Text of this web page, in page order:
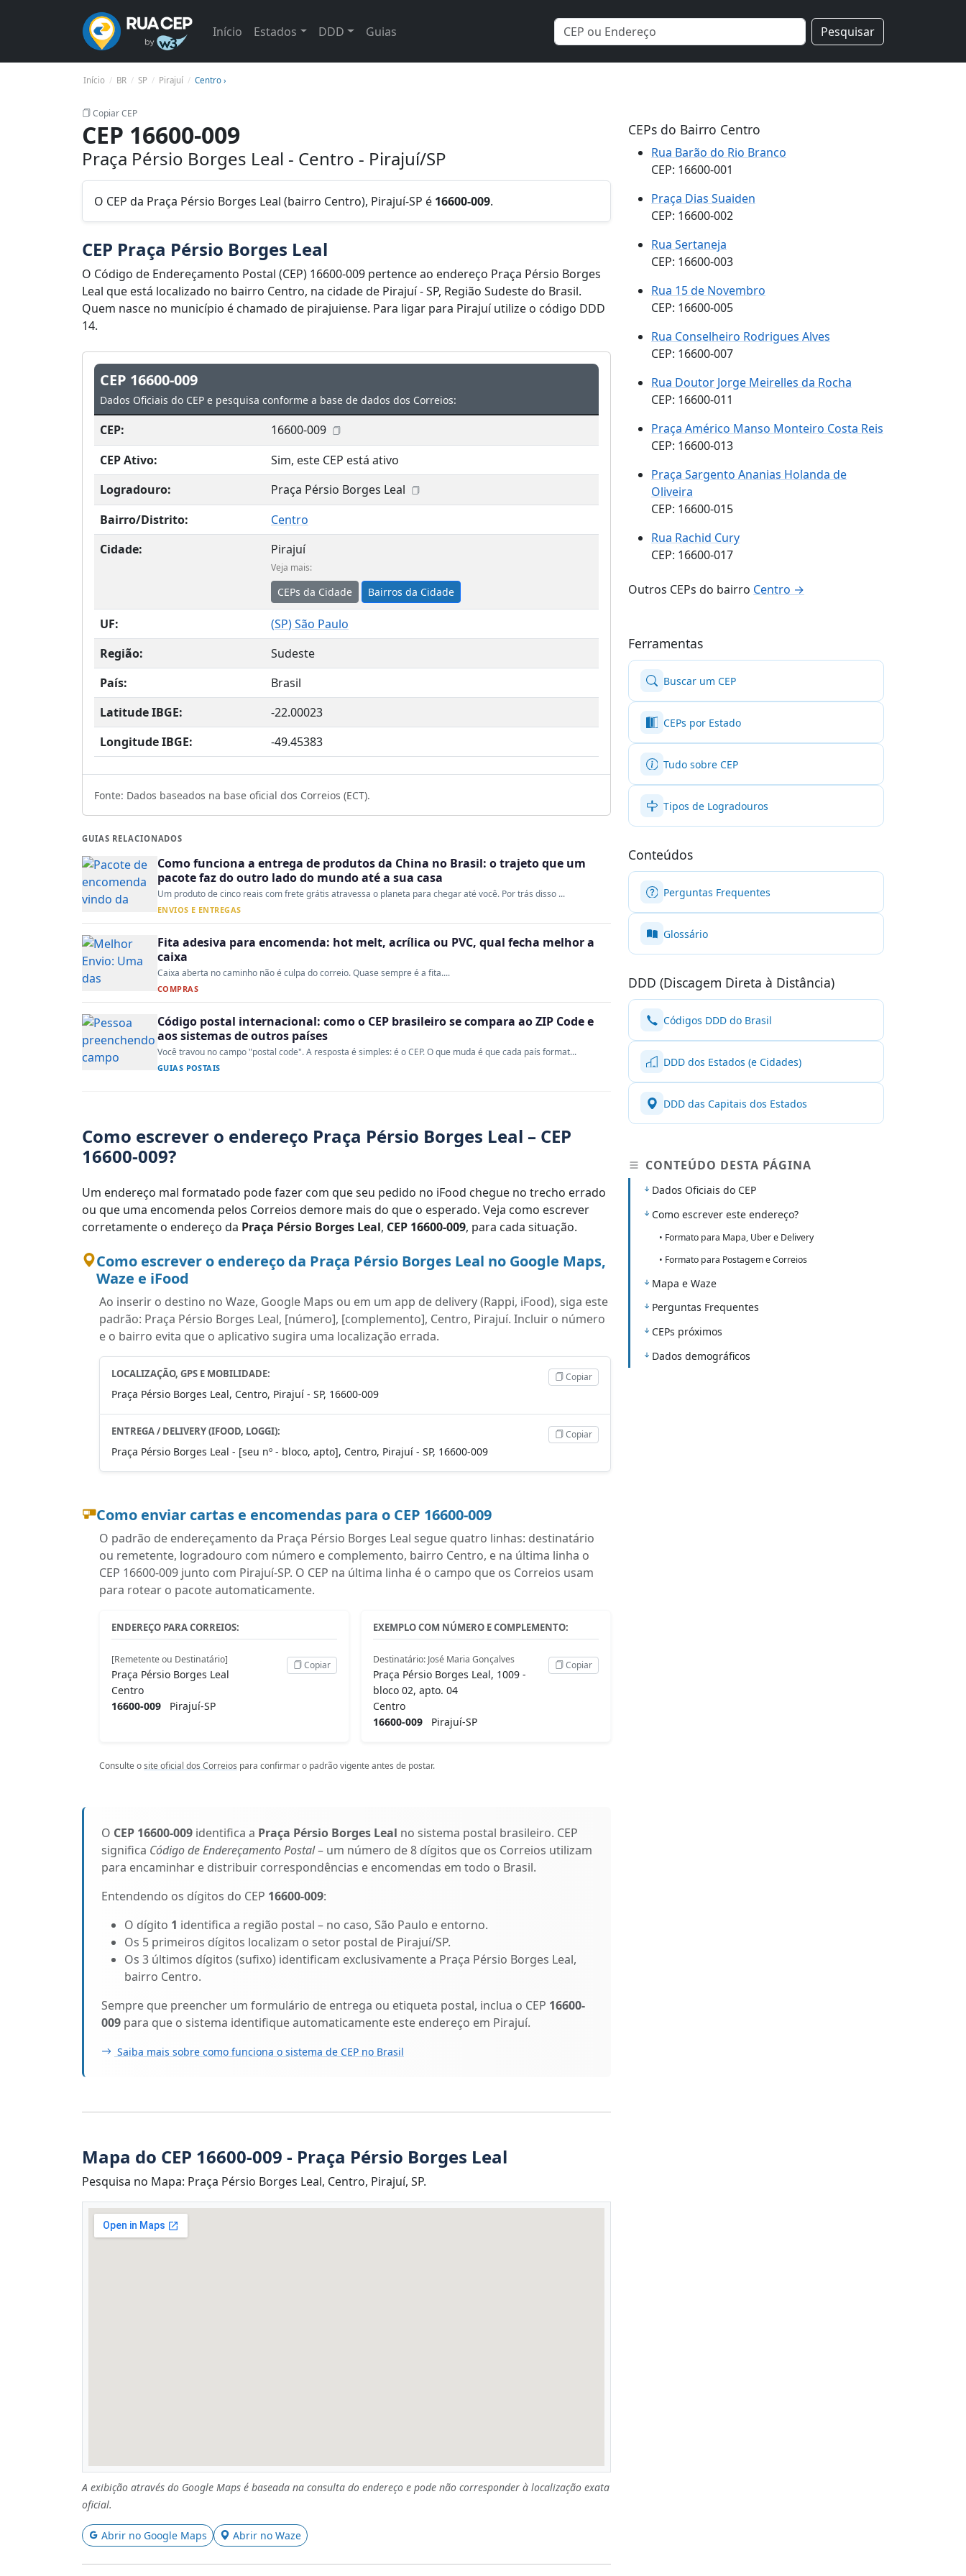
Início Estados DDD Guias Pesquisar
Início BR SP Pirajuí Centro ›
Copiar CEP
CEP 16600-009
Praça Pérsio Borges Leal - Centro - Pirajuí/SP
O CEP da Praça Pérsio Borges Leal (bairro Centro), Pirajuí-SP é 16600-009.
CEP Praça Pérsio Borges Leal
O Código de Endereçamento Postal (CEP) 16600-009 pertence ao endereço Praça Pérsio Borges
Leal que está localizado no bairro Centro, na cidade de Pirajuí - SP, Região Sudeste do Brasil.
Quem nasce no município é chamado de pirajuiense. Para ligar para Pirajuí utilize o código DDD
14.
CEP 16600-009
Dados Oficiais do CEP e pesquisa conforme a base de dados dos Correios:
CEP:
16600-009
CEP Ativo:
Sim, este CEP está ativo
Logradouro:
Praça Pérsio Borges Leal
Bairro/Distrito:
Centro
Cidade:
Pirajuí
Veja mais:
CEPs da Cidade Bairros da Cidade
UF: (SP) São Paulo
Região:
Sudeste
País:
Brasil
Latitude IBGE:
-22.00023
Longitude IBGE:
-49.45383
Fonte: Dados baseados na base oficial dos Correios (ECT).
GUIAS RELACIONADOS
Como funciona a entrega de produtos da China no Brasil: o trajeto que um
pacote faz do outro lado do mundo até a sua casa
Um produto de cinco reais com frete grátis atravessa o planeta para chegar até você. Por trás disso ...
ENVIOS E ENTREGAS
Fita adesiva para encomenda: hot melt, acrílica ou PVC, qual fecha melhor a
caixa
Caixa aberta no caminho não é culpa do correio. Quase sempre é a fita....
COMPRAS
Código postal internacional: como o CEP brasileiro se compara ao ZIP Code e
aos sistemas de outros países
Você travou no campo "postal code". A resposta é simples: é o CEP. O que muda é que cada país format...
GUIAS POSTAIS
Como escrever o endereço Praça Pérsio Borges Leal – CEP
16600-009?
Um endereço mal formatado pode fazer com que seu pedido no iFood chegue no trecho errado
ou que uma encomenda pelos Correios demore mais do que o esperado. Veja como escrever
corretamente o endereço da Praça Pérsio Borges Leal, CEP 16600-009, para cada situação.
Como escrever o endereço da Praça Pérsio Borges Leal no Google Maps,
Waze e iFood
Ao inserir o destino no Waze, Google Maps ou em um app de delivery (Rappi, iFood), siga este
padrão: Praça Pérsio Borges Leal, [número], [complemento], Centro, Pirajuí. Incluir o número
e o bairro evita que o aplicativo sugira uma localização errada.
LOCALIZAÇÃO, GPS E MOBILIDADE:
Praça Pérsio Borges Leal, Centro, Pirajuí - SP, 16600-009
Copiar
ENTREGA / DELIVERY (IFOOD, LOGGI):
Praça Pérsio Borges Leal - [seu nº - bloco, apto], Centro, Pirajuí - SP, 16600-009
Copiar
Como enviar cartas e encomendas para o CEP 16600-009
O padrão de endereçamento da Praça Pérsio Borges Leal segue quatro linhas: destinatário
ou remetente, logradouro com número e complemento, bairro Centro, e na última linha o
CEP 16600-009 junto com Pirajuí-SP. O CEP na última linha é o campo que os Correios usam
para rotear o pacote automaticamente.
ENDEREÇO PARA CORREIOS:
[Remetente ou Destinatário]
Praça Pérsio Borges Leal
Centro
16600-009 Pirajuí-SP
Copiar
EXEMPLO COM NÚMERO E COMPLEMENTO:
Destinatário: José Maria Gonçalves
Praça Pérsio Borges Leal, 1009 -
bloco 02, apto. 04
Centro
16600-009 Pirajuí-SP
Copiar
Consulte osite oficial dos Correios para confirmar o padrão vigente antes de postar.
O CEP 16600-009 identifica a Praça Pérsio Borges Leal no sistema postal brasileiro. CEP
significa Código de Endereçamento Postal– um número de 8 dígitos que os Correios utilizam
para encaminhar e distribuir correspondências e encomendas em todo o Brasil.
Entendendo os dígitos do CEP 16600-009:
O dígito 1 identifica a região postal – no caso, São Paulo e entorno.
Os 5 primeiros dígitos localizam o setor postal de Pirajuí/SP.
Os 3 últimos dígitos (sufixo) identificam exclusivamente a Praça Pérsio Borges Leal,
bairro Centro.
Sempre que preencher um formulário de entrega ou etiqueta postal, inclua o CEP 16600-
009 para que o sistema identifique automaticamente este endereço em Pirajuí.
Saiba mais sobre como funciona o sistema de CEP no Brasil
Mapa do CEP 16600-009 - Praça Pérsio Borges Leal
Pesquisa no Mapa: Praça Pérsio Borges Leal, Centro, Pirajuí, SP.
A exibição através do Google Maps é baseada na consulta do endereço e pode não corresponder à localização exata
oficial.
Abrir no Google Maps Abrir no Waze
CEPs do Bairro Centro
Rua Barão do Rio Branco
CEP: 16600-001
Praça Dias Suaiden
CEP: 16600-002
Rua Sertaneja
CEP: 16600-003
Rua 15 de Novembro
CEP: 16600-005
Rua Conselheiro Rodrigues Alves
CEP: 16600-007
Rua Doutor Jorge Meirelles da Rocha
CEP: 16600-011
Praça Américo Manso Monteiro Costa Reis
CEP: 16600-013
Praça Sargento Ananias Holanda de
Oliveira
CEP: 16600-015
Rua Rachid Cury
CEP: 16600-017
Outros CEPs do bairro Centro →
Ferramentas
Buscar um CEP
CEPs por Estado
Tudo sobre CEP
Tipos de Logradouros
Conteúdos
Perguntas Frequentes
Glossário
DDD (Discagem Direta à Distância)
Códigos DDD do Brasil
DDD dos Estados (e Cidades)
DDD das Capitais dos Estados
CONTEÚDO DESTA PÁGINA
Dados Oficiais do CEP
Como escrever este endereço?
• Formato para Mapa, Uber e Delivery
• Formato para Postagem e Correios
Mapa e Waze
Perguntas Frequentes
CEPs próximos
Dados demográficos